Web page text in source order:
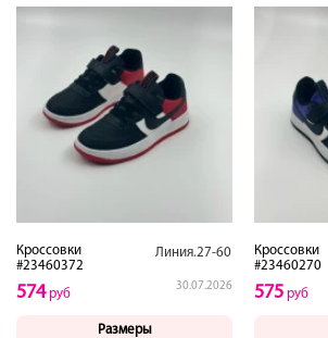
Кроссовки
#23460372
Линия.27-60
30.07.2026
574руб
Размеры
Кроссовки
#23460270
575 руб